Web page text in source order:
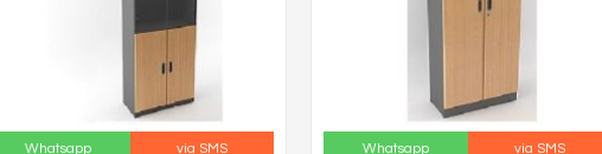
Whatsapp via SMS Whatsapp via SMS